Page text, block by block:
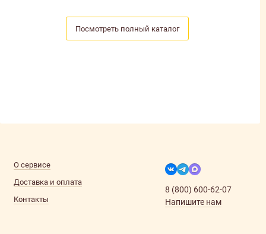
Посмотреть полный каталог
О сервисе
Доставка и оплата
Контакты
8 (800) 600-62-07
Напишите нам